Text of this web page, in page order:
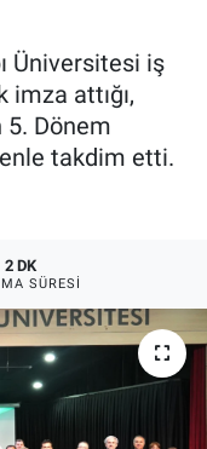
Üniversitesi iş
attığı,
5. Dönem
takdim etti.
2 DK
SÜRESI